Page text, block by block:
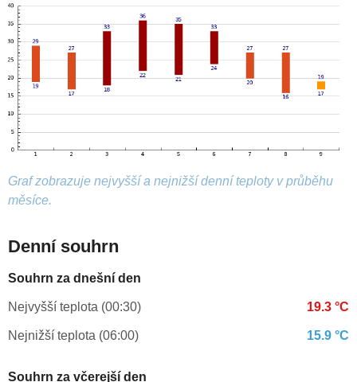
Graf zobrazuje nejvyšší a nejnižší denní teploty v průběhu
měsíce.
Denní souhrn
Souhrn za dnešní den
Nejvyšší teplota (00:30) 19.3 °C
Nejnižší teplota (06:00) 15.9 °C
Souhrn za včerejší den